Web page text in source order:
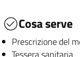
Cosa serve
Prescrizione del
Tessera sanitaria